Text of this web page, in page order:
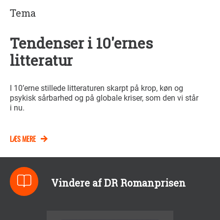
Tema
Tendenser i 10'ernes
litteratur
I 10’erne stillede litteraturen skarpt på krop, køn og
psykisk sårbarhed og på globale kriser, som den vi står
i nu.
LÆS MERE
Vindere af DR Romanprisen